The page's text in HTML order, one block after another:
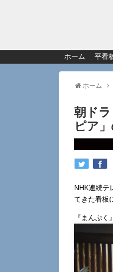
ホーム 平看
ホーム
朝ド
ピア
NHK連続テ
てきた看板
『まんぷく